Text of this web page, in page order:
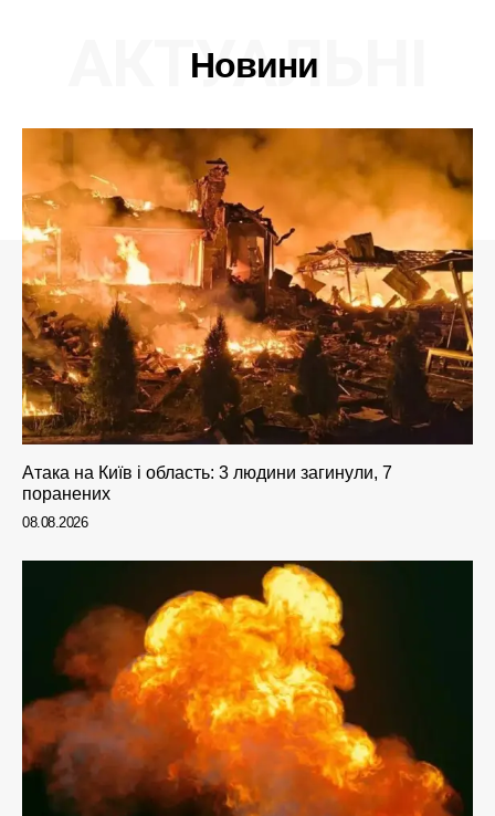
Новини
АКТУАЛЬНІ
Атака на Київ і область: 3 людини загинули, 7
поранених
08.08.2026